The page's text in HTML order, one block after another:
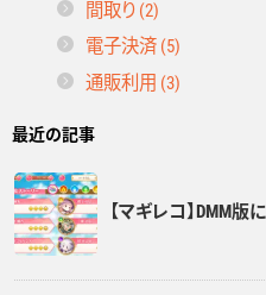
間取り (2)
電子決済 (5)
通販利用 (3)
最近の記事
【マギレコ】DMM